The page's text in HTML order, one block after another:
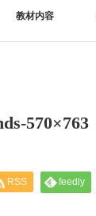
教材内容
570×763
RSS feedly